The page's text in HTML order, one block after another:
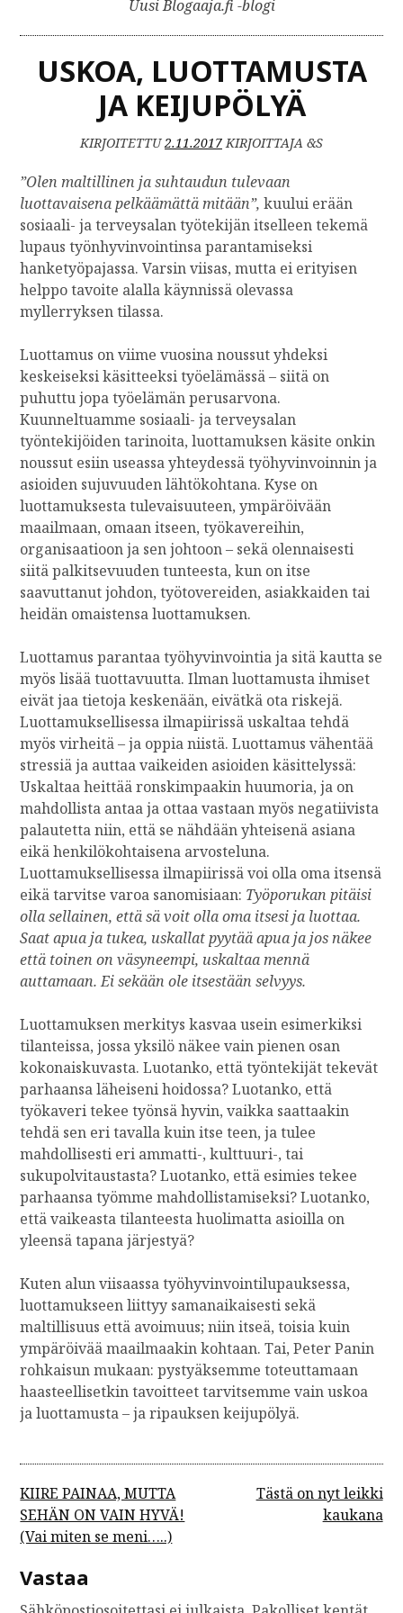
Uusi Blogaaja.fi -blogi
USKOA, LUOTTAMUSTA
JA KEIJUPÖLYÄ
KIRJOITETTU2.11.2017KIRJOITTAJA &S
”Olen maltillinen ja suhtaudun tulevaan
luottavaisena pelkäämättä mitään”,kuului erään
sosiaali- ja terveysalan työtekijän itselleen tekemä
lupaus työnhyvinvointinsa parantamiseksi
hanketyöpajassa. Varsin viisas, mutta ei erityisen
helppo tavoite alalla käynnissä olevassa
myllerryksen tilassa.
Luottamus on viime vuosina noussut yhdeksi
keskeiseksi käsitteeksi työelämässä – siitä on
puhuttu jopa työelämän perusarvona.
Kuunneltuamme sosiaali- ja terveysalan
työntekijöiden tarinoita, luottamuksen käsite onkin
noussut esiin useassa yhteydessä työhyvinvoinnin ja
asioiden sujuvuuden lähtökohtana. Kyse on
luottamuksesta tulevaisuuteen, ympäröivään
maailmaan, omaan itseen, työkavereihin,
organisaatioon ja sen johtoon – sekä olennaisesti
siitä palkitsevuuden tunteesta, kun on itse
saavuttanut johdon, työtovereiden, asiakkaiden tai
heidän omaistensa luottamuksen.
Luottamus parantaa työhyvinvointia ja sitä kautta se
myös lisää tuottavuutta. Ilman luottamusta ihmiset
eivät jaa tietoja keskenään, eivätkä ota riskejä.
Luottamuksellisessa ilmapiirissä uskaltaa tehdä
myös virheitä –­ ja oppia niistä. Luottamus vähentää
stressiä ja auttaa vaikeiden asioiden käsittelyssä:
Uskaltaa heittää ronskimpaakin huumoria, ja on
mahdollista antaa ja ottaa vastaan myös negatiivista
palautetta niin, että se nähdään yhteisenä asiana
eikä henkilökohtaisena arvosteluna.
Luottamuksellisessa ilmapiirissä voi olla oma itsensä
eikä tarvitse varoa sanomisiaan: Työporukan pitäisi
olla sellainen, että sä voit olla oma itsesi ja luottaa.
Saat apua ja tukea, uskallat pyytää apua ja jos näkee
että toinen on väsyneempi, uskaltaa mennä
auttamaan. Ei sekään ole itsestään selvyys.
Luottamuksen merkitys kasvaa usein esimerkiksi
tilanteissa, jossa yksilö näkee vain pienen osan
kokonaiskuvasta. Luotanko, että työntekijät tekevät
parhaansa läheiseni hoidossa? Luotanko, että
työkaveri tekee työnsä hyvin, vaikka saattaakin
tehdä sen eri tavalla kuin itse teen, ja tulee
mahdollisesti eri ammatti-, kulttuuri-, tai
sukupolvitaustasta? Luotanko, että esimies tekee
parhaansa työmme mahdollistamiseksi? Luotanko,
että vaikeasta tilanteesta huolimatta asioilla on
yleensä tapana järjestyä?
Kuten alun viisaassa työhyvinvointilupauksessa,
luottamukseen liittyy samanaikaisesti sekä
maltillisuus että avoimuus; niin itseä, toisia kuin
ympäröivää maailmaakin kohtaan. Tai, Peter Panin
rohkaisun mukaan: pystyäksemme toteuttamaan
haasteellisetkin tavoitteet tarvitsemme vain uskoa
ja luottamusta – ja ripauksen keijupölyä.
A
r
t
i
KIIRE PAINAA, MUTTA
SEHÄN ON VAIN HYVÄ!
(Vai miten se meni…..)
Tästä on nyt leikki
kaukana
Vastaa